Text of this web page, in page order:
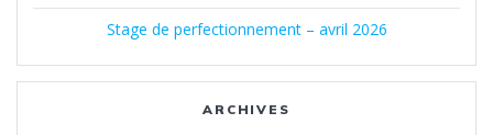
Stage de perfectionnement – avril 2026
ARCHIVES